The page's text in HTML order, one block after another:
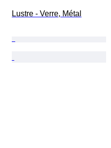
Lustre - Verre, Métal